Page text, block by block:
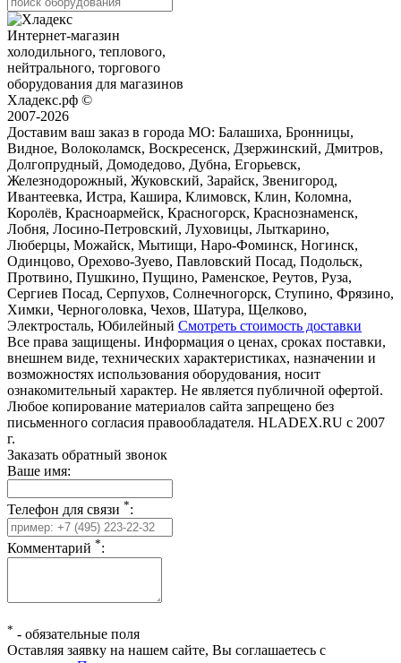
Интернет-магазин
холодильного, теплового,
нейтрального, торгового
оборудования для магазинов
Хладекс.рф ©
2007-2026
Доставим ваш заказ в города МО: Балашиха, Бронницы,
Видное, Волоколамск, Воскресенск, Дзержинский, Дмитров,
Долгопрудный, Домодедово, Дубна, Егорьевск,
Железнодорожный, Жуковский, Зарайск, Звенигород,
Ивантеевка, Истра, Кашира, Климовск, Клин, Коломна,
Королёв, Красноармейск, Красногорск, Краснознаменск,
Лобня, Лосино-Петровский, Луховицы, Лыткарино,
Люберцы, Можайск, Мытищи, Наро-Фоминск, Ногинск,
Одинцово, Орехово-Зуево, Павловский Посад, Подольск,
Протвино, Пушкино, Пущино, Раменское, Реутов, Руза,
Сергиев Посад, Серпухов, Солнечногорск, Ступино, Фрязино,
Химки, Черноголовка, Чехов, Шатура, Щелково,
Электросталь, Юбилейный Смотреть стоимость доставки
Все права защищены. Информация о ценах, сроках поставки,
внешнем виде, технических характеристиках, назначении и
возможностях использования оборудования, носит
ознакомительный характер. Не является публичной офертой.
Любое копирование материалов сайта запрещено без
письменного согласия правообладателя. HLADEX.RU c 2007
г.
Заказать обратный звонок
Ваше имя:
Телефон для связи *:
Комментарий *:
* - обязательные поля
Оставляя заявку на нашем сайте, Вы соглашаетесь с